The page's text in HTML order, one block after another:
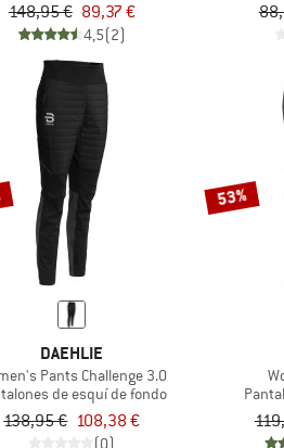
148,95 € 89,37 €
4,5(2)
DAEHLIE
Pants Challenge 3.0
de esquí de fondo
138,95 € 108,38 €
(0)
53%